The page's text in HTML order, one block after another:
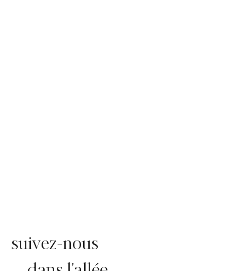
suivez-nous